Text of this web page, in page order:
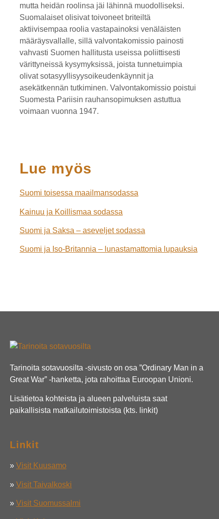
mutta heidän roolinsa jäi lähinnä muodolliseksi.
Suomalaiset olisivat toivoneet briteiltä
aktiivisempaa roolia vastapainoksi venäläisten
määräysvallalle, sillä valvontakomissio painosti
vahvasti Suomen hallitusta useissa poliittisesti
värittyneissä kysymyksissä, joista tunnetuimpia
olivat sotasyyllisyysoikeudenkäynnit ja
asekätkennän tutkiminen. Valvontakomissio poistui
Suomesta Pariisin rauhansopimuksen astuttua
voimaan vuonna 1947.
Lue myös
Suomi toisessa maailmansodassa
Kainuu ja Koillismaa sodassa
Suomi ja Saksa – aseveljet sodassa
Suomi ja Iso-Britannia – lunastamattomia lupauksia
Tarinoita sotavuosilta -sivusto on osa ”Ordinary Man in a
Great War” -hanketta, jota rahoittaa Euroopan Unioni.
Lisätietoa kohteista ja alueen palveluista saat
paikallisista matkailutoimistoista (kts. linkit)
Linkit
» Visit Kuusamo
» Visit Taivalkoski
» Visit Suomussalmi